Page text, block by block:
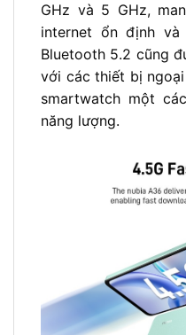
GHz và 5 GHz,
internet ổn định và
Bluetooth 5.2 cũng
với các thiết bị
smartwatch một
năng lượng.